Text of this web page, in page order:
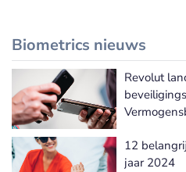
Biometrics nieuws
Revolut
12
jaar 2024